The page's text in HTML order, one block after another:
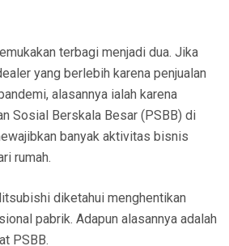
terbagi menjadi dua. Jika
yang berlebih karena penjualan
alasannya ialah karena
Sosial Berskala Besar (PSBB) di
banyak aktivitas bisnis
rumah.
diketahui menghentikan
pabrik. Adapun alasannya adalah
PSBB.